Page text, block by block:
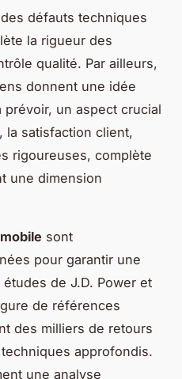
défauts techniques
la rigueur des
qualité. Par ailleurs,
donnent une idée
un aspect crucial
la satisfaction client,
rigoureuses, complète
une dimension
sont
pour garantir une
de J.D. Power et
de références
des milliers de retours
approfondis.
une analyse